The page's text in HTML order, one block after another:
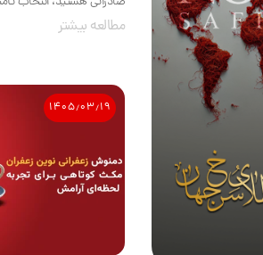
مطالعه بیشتر
۱۴۰۵٫۰۳٫۱۹